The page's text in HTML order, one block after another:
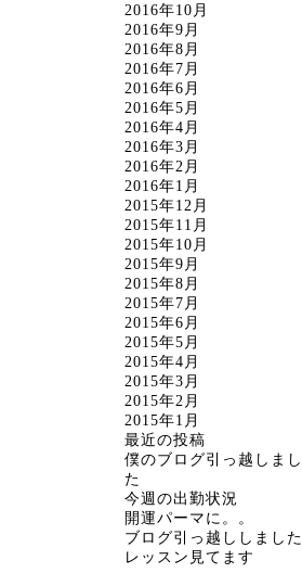
2016年10月
2016年9月
2016年8月
2016年7月
2016年6月
2016年5月
2016年4月
2016年3月
2016年2月
2016年1月
2015年12月
2015年11月
2015年10月
2015年9月
2015年8月
2015年7月
2015年6月
2015年5月
2015年4月
2015年3月
2015年2月
2015年1月
最近の投稿
僕のブログ引っ越しまし
た
今週の出勤状況
開運パーマに。。
ブログ引っ越ししました
レッスン見てます